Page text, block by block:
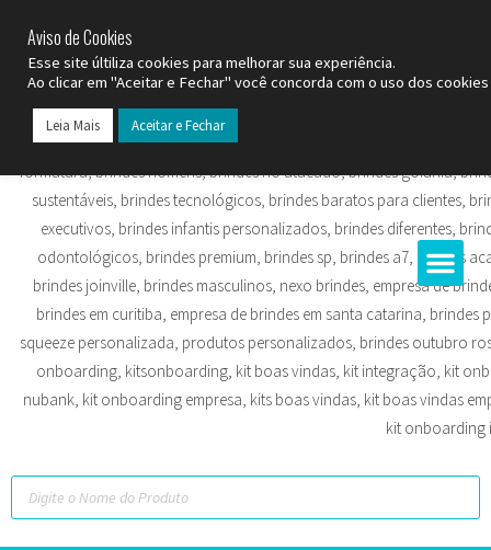
Aviso de Cookies
Esse site últiliza cookies para melhorar sua experiência.
Ao clicar em "Aceitar e Fechar" você concorda com o uso dos
Leia Mais Aceitar e Fechar